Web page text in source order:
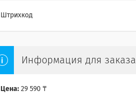
Штрихкод
Информация для заказа
Цена: 29 590 ₸